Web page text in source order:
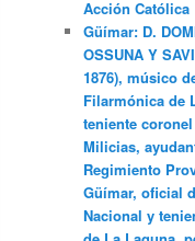
Acción Católica
Güímar: D.
OSSUNA Y
1876), músico
Filarmónica de
teniente
Milicias,
Regimiento
Güímar, oficial
Nacional y